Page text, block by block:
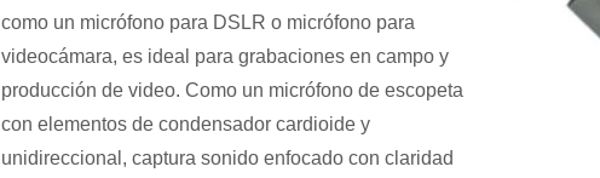
como un micrófono para DSLR o micrófono para
videocámara, es ideal para grabaciones en campo y
producción de video. Como un micrófono de escopeta
con elementos de condensador cardioide y
unidireccional, captura sonido enfocado con claridad